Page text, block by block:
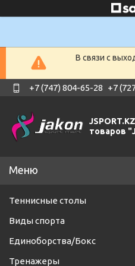
В связи с
+7 (747) 804-65-28 +7
товаров
Теннисные столы
Виды спорта
Единоборства/Бокс
Тренажеры